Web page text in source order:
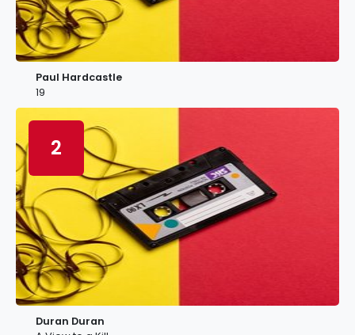
Paul Hardcastle
19
2
Duran Duran